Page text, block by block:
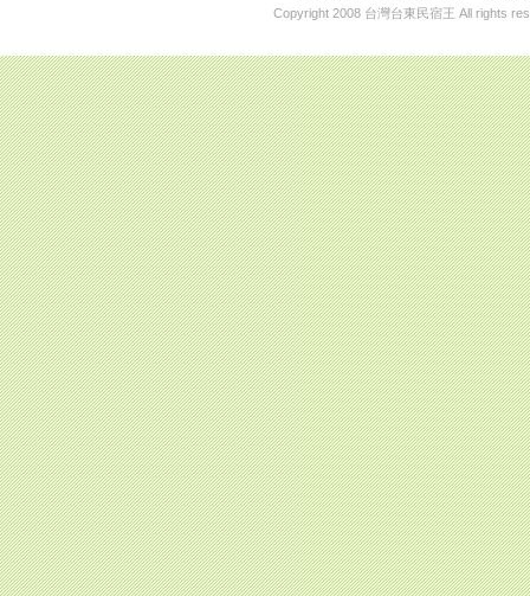
Copyright 2008 台灣台東民宿王 All rights